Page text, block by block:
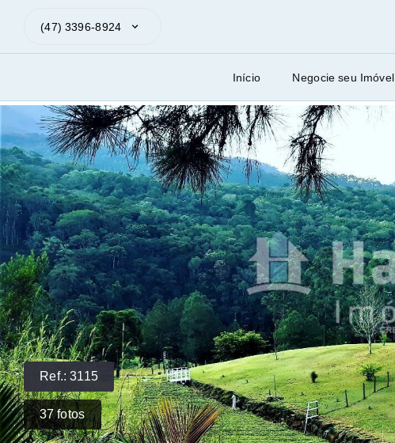
(47) 3396-8924
Início Negocie seu Imóvel
Ref.:3115
37fotos